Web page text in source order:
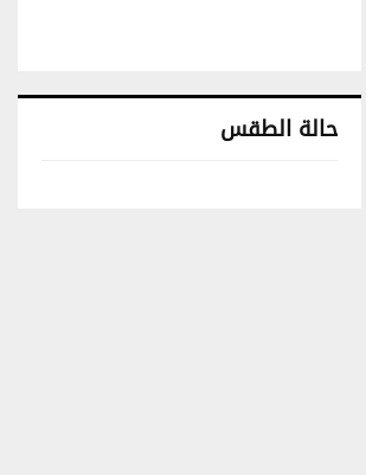
حالة الطقس